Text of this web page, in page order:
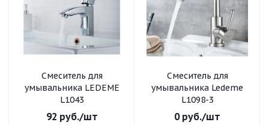
Смеситель для
умывальника LEDEME
L1043
92 руб./шт
Смеситель для
умывальника Ledeme
L1098-3
0руб./шт